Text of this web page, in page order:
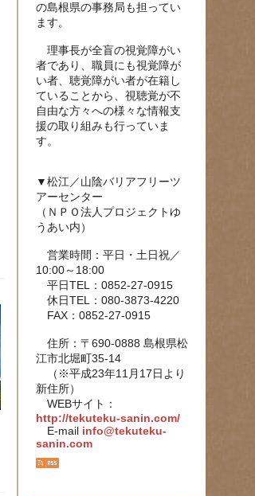
の島根県の事務局も担ってい
ます。
理事長が全盲の視覚障がい
者であり、職員にも視覚障が
い者、聴覚障がい者が在籍し
ていることから、視聴覚が不
自由な方々への様々な情報支
援の取り組みも行っていま
す。
▼松江／山陰バリアフリーツ
アーセンター
（ＮＰＯ法人プロジェクトゆ
うあい内）
営業時間：平日・土日祝／
10:00～18:00
平日TEL：0852-27-0915
休日TEL：080-3873-4220
FAX：0852-27-0915
住所：〒690-0888 島根県松
江市北堀町35-14
（※平成23年11月17日より
新住所）
WEBサイト：
http://tekuteku-sanin.com/
E-mail info@tekuteku-
sanin.com